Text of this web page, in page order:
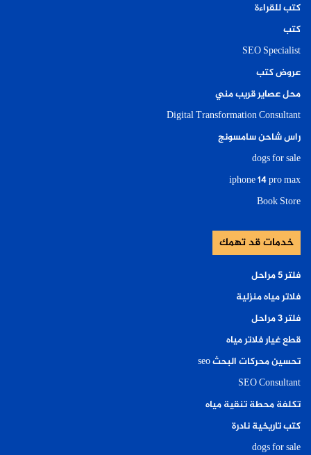
كتب للقراءة
كتب
SEO Specialist
عروض كتب
محل عصاير قريب مني
Digital Transformation Consultant
راس شاحن سامسونج
dogs for sale
iphone 14 pro max
Book Store
خدمات قد تهمك
فلتر ٥ مراحل
فلاتر مياه منزلية
فلتر ٣ مراحل
قطع غيار فلاتر مياه
تحسين محركات البحث seo
SEO Consultant
تكلفة محطة تنقية مياه
كتب تاريخية نادرة
dogs for sale